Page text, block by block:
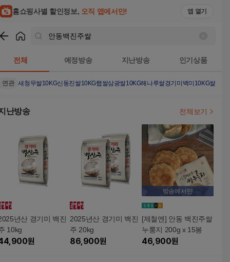
홈쇼핑사별 할인정보, 오직 앱에서만! 앱 열기
전체 예정방송 지난방송 인기상품
연관 새청무쌀10KG신동진쌀10KG햅쌀삼광쌀10KG해나루쌀경기미 백미10KG쌀
난방송 전체보기
년산 경기미 백진
10kg
원
2025년산 경기미 백진
주 20kg
86,900원
방송에서만
[제철엔] 안동 백진주쌀
누룽지 200g x 15봉
46,900원